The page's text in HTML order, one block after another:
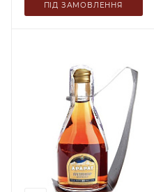
ПІД ЗАМОВЛЕННЯ